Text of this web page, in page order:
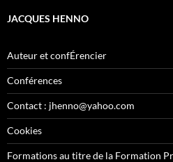
JACQUES HENNO
Auteur et confÉrencier
Conférences
Contact : jhenno@yahoo.com
Cookies
Formations au titre de la Formation